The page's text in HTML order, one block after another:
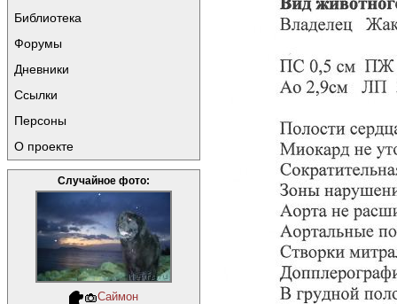
Библиотека
Форумы
Дневники
Ссылки
Персоны
О проекте
Случайное фото:
Саймон